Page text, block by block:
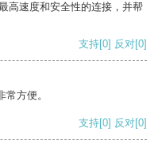
高速度和安全性的连接，并帮
支持[0] 反对[0]
方便。
支持[0] 反对[0]